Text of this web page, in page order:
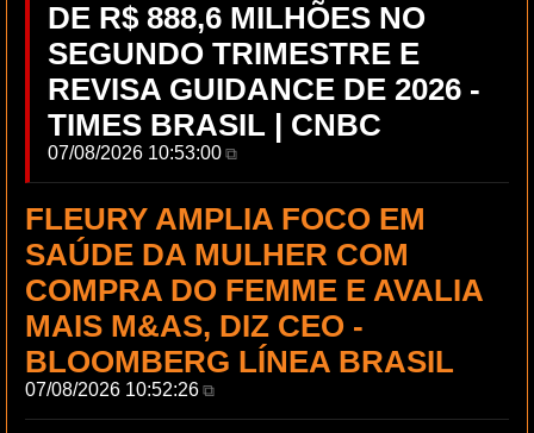
DE R$ 888,6 MILHÕES NO
SEGUNDO TRIMESTRE E
REVISA GUIDANCE DE 2026 -
TIMES BRASIL | CNBC
07/08/2026 10:53:00⧉
FLEURY AMPLIA FOCO EM
SAÚDE DA MULHER COM
COMPRA DO FEMME E AVALIA
MAIS M&AS, DIZ CEO -
BLOOMBERG LÍNEA BRASIL
07/08/2026 10:52:26⧉